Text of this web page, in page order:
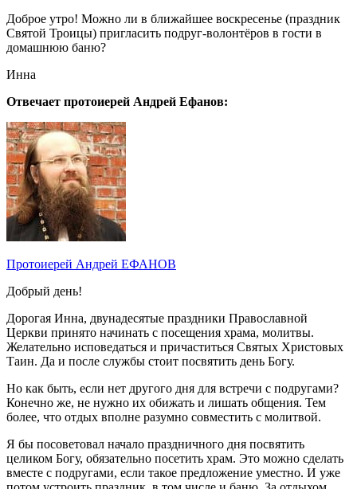
Доброе утро! Можно ли в ближайшее воскресенье (праздник
Святой Троицы) пригласить подруг-волонтёров в гости в
домашнюю баню?
Инна
Отвечает протоиерей Андрей Ефанов:
Протоиерей Андрей ЕФАНОВ
Добрый день!
Дорогая Инна, двунадесятые праздники Православной
Церкви принято начинать с посещения храма, молитвы.
Желательно исповедаться и причаститься Святых Христовых
Таин. Да и после службы стоит посвятить день Богу.
Но как быть, если нет другого дня для встречи с подругами?
Конечно же, не нужно их обижать и лишать общения. Тем
более, что отдых вполне разумно совместить с молитвой.
Я бы посоветовал начало праздничного дня посвятить
целиком Богу, обязательно посетить храм. Это можно сделать
вместе с подругами, если такое предложение уместно. И уже